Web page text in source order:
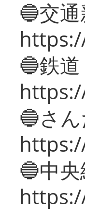
🔵交
🔵鉄
🔵さ
🔵中